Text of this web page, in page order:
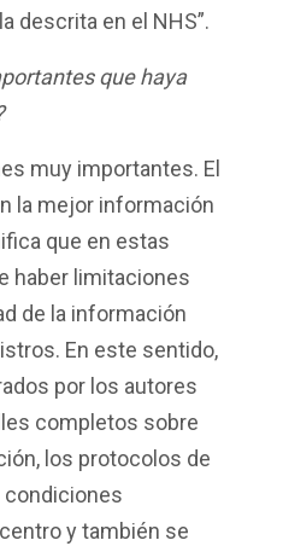
descrita en el NHS”.
que haya
muy importantes. El
la mejor información
que en estas
haber limitaciones
de la información
En este sentido,
por los autores
completos sobre
los protocolos de
condiciones
y también se